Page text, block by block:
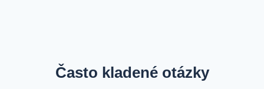
Často kladené otázky